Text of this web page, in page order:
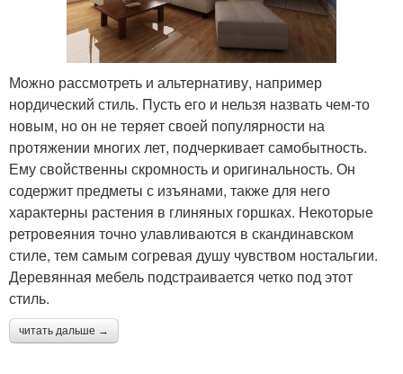
Можно рассмотреть и альтернативу, например
нордический стиль. Пусть его и нельзя назвать чем-то
новым, но он не теряет своей популярности на
протяжении многих лет, подчеркивает самобытность.
Ему свойственны скромность и оригинальность. Он
содержит предметы с изъянами, также для него
характерны растения в глиняных горшках. Некоторые
ретровеяния точно улавливаются в скандинавском
стиле, тем самым согревая душу чувством ностальгии.
Деревянная мебель подстраивается четко под этот
стиль.
читать дальше →